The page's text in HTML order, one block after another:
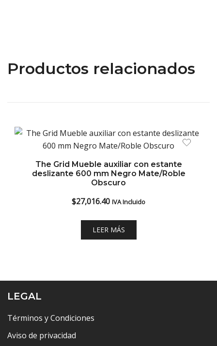
Productos relacionados
The Grid Mueble auxiliar con estante
deslizante 600 mm Negro Mate/Roble
Obscuro
$27,016.40 IVA Incluido
LEER MÁS
LEGAL
Términos y Condiciones
Aviso de privacidad